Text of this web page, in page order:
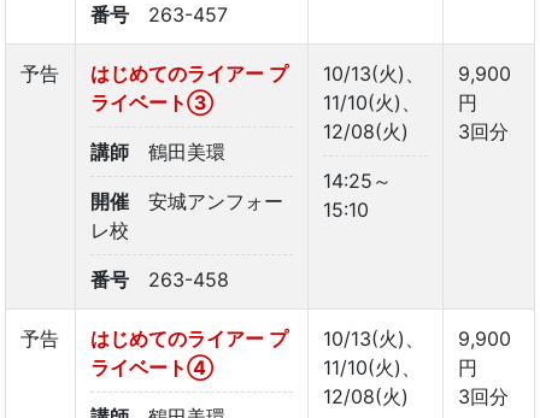
番号 263-457
予告
はじめてのライアー プ
ライベート➂
講師 鶴田美環
開催
安城アンフォー
レ校
番号 263-458
10/13(火)、
11/10(火)、
12/08(火)
14:25～
15:10
9,900
円
3回分
予告
はじめてのライアー プ
ライベート④
10/13(火)、
11/10(火)、
12/08(火)
9,900
円
3回分